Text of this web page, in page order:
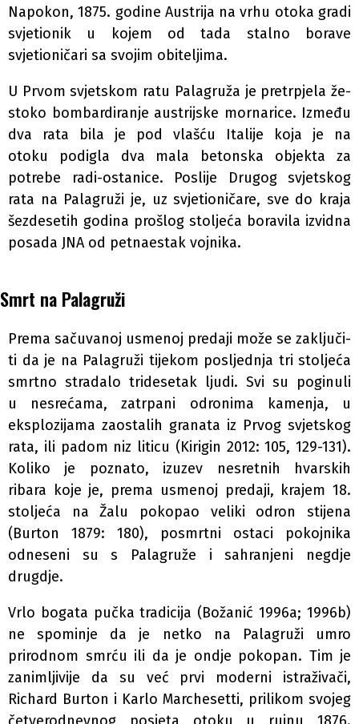
Napokon, 1875. godine Austrija na vrhu otoka gradi
svjetionik u kojem od tada stalno borave
svjetioničari sa svojim obiteljima.
U Prvom svjetskom ratu Palagruža je pretrpjela že-
stoko bombardiranje austrijske mornarice. Između
dva rata bila je pod vlašću Italije koja je na
otoku podigla dva mala betonska objekta za
potrebe radi-ostanice. Poslije Drugog svjetskog
rata na Palagruži je, uz svjetioničare, sve do kraja
šezdesetih godina prošlog stoljeća boravila izvidna
posada JNA od petnaestak vojnika.
Smrt na Palagruži
Prema sačuvanoj usmenoj predaji može se zaključi-
ti da je na Palagruži tijekom posljednja tri stoljeća
smrtno stradalo tridesetak ljudi. Svi su poginuli
u nesrećama, zatrpani odronima kamenja, u
eksplozijama zaostalih granata iz Prvog svjetskog
rata, ili padom niz liticu (Kirigin 2012: 105, 129-131).
Koliko je poznato, izuzev nesretnih hvarskih
ribara koje je, prema usmenoj predaji, krajem 18.
stoljeća na Žalu pokopao veliki odron stijena
(Burton 1879: 180), posmrtni ostaci pokojnika
odneseni su s Palagruže i sahranjeni negdje
drugdje.
Vrlo bogata pučka tradicija (Božanić 1996a; 1996b)
ne spominje da je netko na Palagruži umro
prirodnom smrću ili da je ondje pokopan. Tim je
zanimljivije da su već prvi moderni istraživači,
Richard Burton i Karlo Marchesetti, prilikom svojeg